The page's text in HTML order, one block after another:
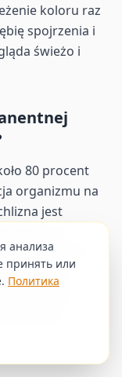
koloru raz
spojrzenia i
świeżo i
80 procent
organizmu na
jest
dobie po
w ciągu 48
stosując
ukojenie i
анализа
принять или
Политика